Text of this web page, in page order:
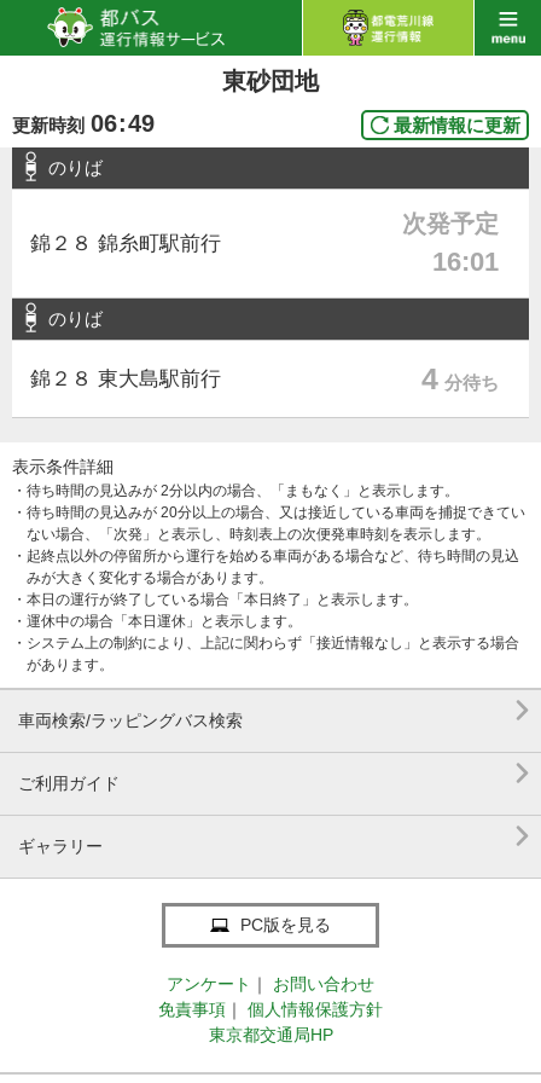
東砂団地
更新時刻 06:49 最新情報に更新
のりば
錦２８ 錦糸町駅前行
次発予定
16:01
のりば
錦２８ 東大島駅前行 4 分待ち
表示条件詳細
・待ち時間の見込みが 2分以内の場合、「まもなく」と表示します。
・待ち時間の見込みが 20分以上の場合、又は接近している車両を捕捉できてい
ない場合、「次発」と表示し、時刻表上の次便発車時刻を表示します。
・起終点以外の停留所から運行を始める車両がある場合など、待ち時間の見込
みが大きく変化する場合があります。
・本日の運行が終了している場合「本日終了」と表示します。
・運休中の場合「本日運休」と表示します。
・システム上の制約により、上記に関わらず「接近情報なし」と表示する場合
があります。
車両検索/ラッピングバス検索 
ご利用ガイド 
ギャラリー 
PC版を見る
アンケート ｜
お問い合わせ
免責事項 ｜
個人情報保護方針
東京都交通局HP